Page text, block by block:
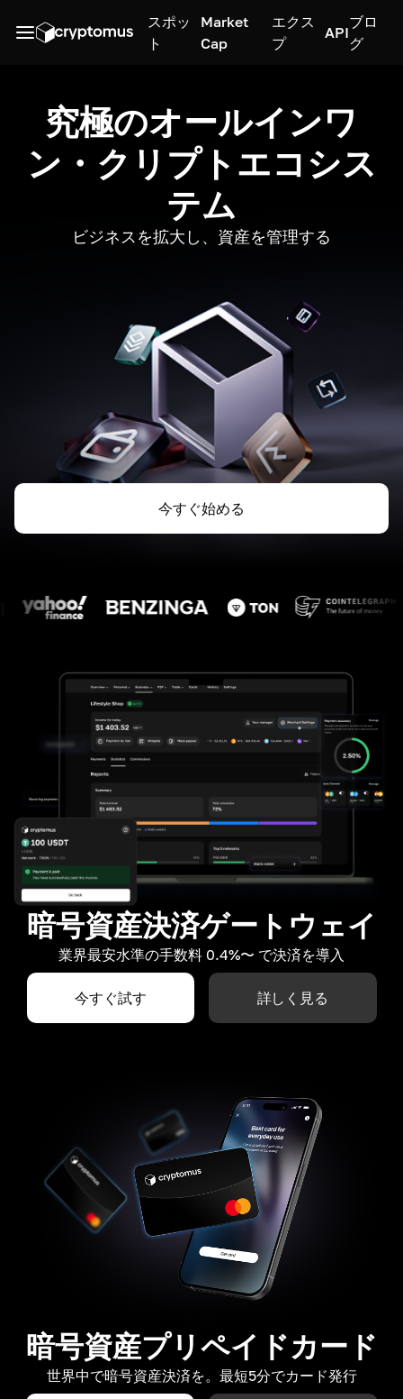
スポッ
ト
Market
Cap
エクス
プ
API
ブロ
グ
究極のオールインワ
ン・クリプトエコシス
テム
ビジネスを拡大し、資産を管理する
今すぐ始める
暗号資産決済ゲートウェイ
業界最安水準の手数料 0.4%〜 で決済を導入
今すぐ試す 詳しく見る
暗号資産プリペイドカード
世界中で暗号資産決済を。最短5分でカード発行